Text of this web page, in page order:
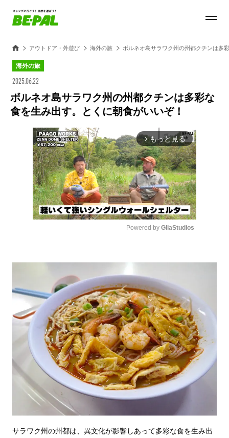
アウトドア・外遊び 海外の旅 ボルネオ島サラワク州の州都クチンは多
海外の旅
2025.06.22
ボルネオ島サラワク州の州都クチンは多彩な
食を生み出す。とくに朝食がいいぞ！
arrow_forward_ios もっと見る
Powered by GliaStudios
サラワク州の州都は、異文化が影響しあって多彩な食を生み出